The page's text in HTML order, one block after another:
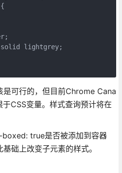
lightgrey;
是可行的，但目前Chrome Cana
CSS变量。样式查询预计将在
true是否被添加到容器
础上改变子元素的样式。